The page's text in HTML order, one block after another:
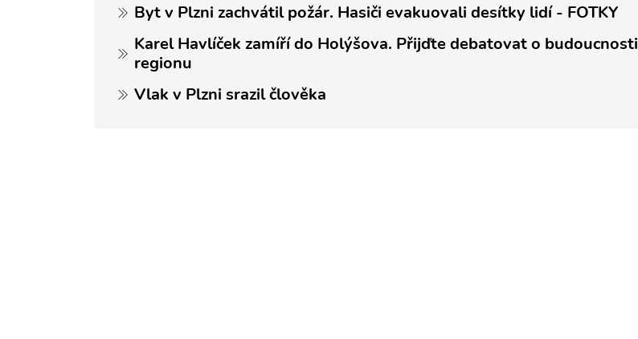
Byt v Plzni zachvátil požár. Hasiči evakuovali desítky lidí - FOTKY
Karel Havlíček zamíří do Holýšova. Přijďte debatovat o budoucnosti
regionu
Vlak v Plzni srazil člověka